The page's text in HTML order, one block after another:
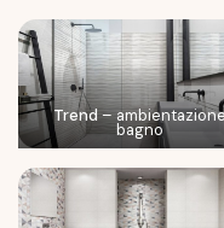
Trend–
bagno